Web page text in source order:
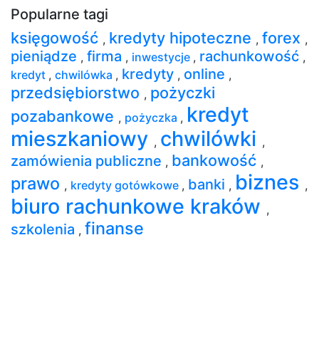
Popularne tagi
księgowość , kredyty hipoteczne , forex ,
pieniądze , firma , inwestycje , rachunkowość ,
kredyt , chwilówka , kredyty , online ,
przedsiębiorstwo , pożyczki
pozabankowe , pożyczka , kredyt
mieszkaniowy , chwilówki ,
zamówienia publiczne , bankowość ,
prawo , kredyty gotówkowe , banki , biznes ,
biuro rachunkowe kraków ,
szkolenia , finanse